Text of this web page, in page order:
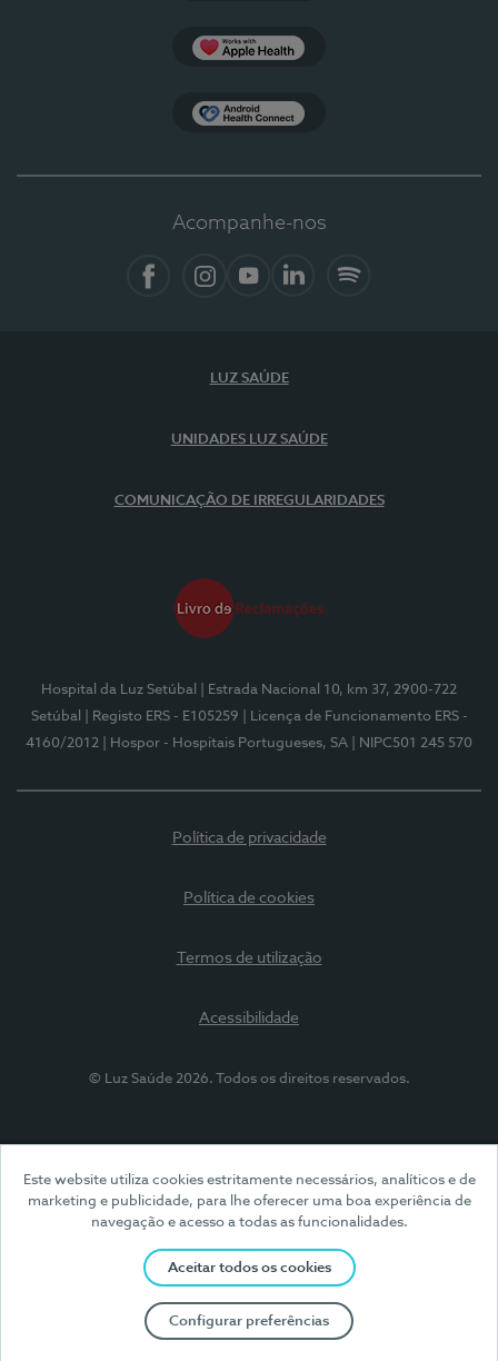
Este website utiliza cookies estritamente necessários, analíticos e de
marketing e publicidade, para lhe oferecer uma boa experiência de
navegação e acesso a todas as funcionalidades.
Aceitar todos os cookies
Configurar preferências
Acompanhe-nos
LUZ SAÚDE
UNIDADES LUZ SAÚDE
COMUNICAÇÃO DE IRREGULARIDADES
Hospital da Luz Setúbal
| Estrada Nacional 10, km 37, 2900-722
Setúbal
| Registo ERS - E105259
| Licença de Funcionamento ERS -
4160/2012
| Hospor - Hospitais Portugueses, SA | NIPC501 245 570
Política de privacidade
Política de cookies
Termos de utilização
Acessibilidade
© Luz Saúde 2026. Todos os direitos reservados.